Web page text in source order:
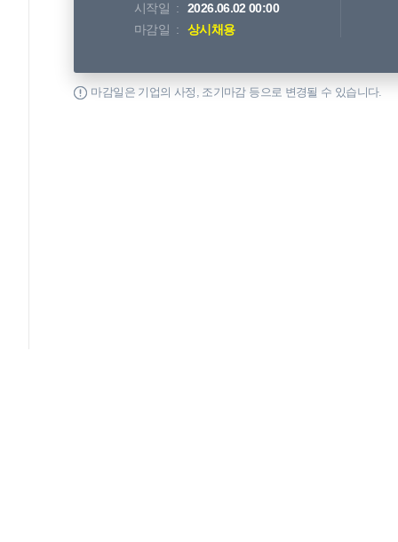
시작일
2026.06.02 00:00
마감일
상시채용
마감일은 기업의 사정, 조기마감 등으로 변경될 수 있습니다.